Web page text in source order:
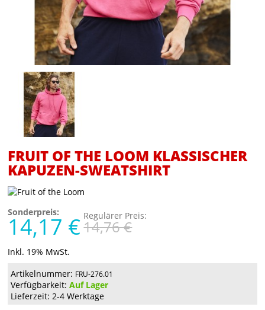
FRUIT OF THE LOOM KLASSISCHER
KAPUZEN-SWEATSHIRT
Sonderpreis:
14,17 € Regulärer Preis:
14,76 €
Inkl. 19% MwSt.
Artikelnummer: FRU-276.01
Verfügbarkeit:Auf Lager
Lieferzeit: 2-4 Werktage